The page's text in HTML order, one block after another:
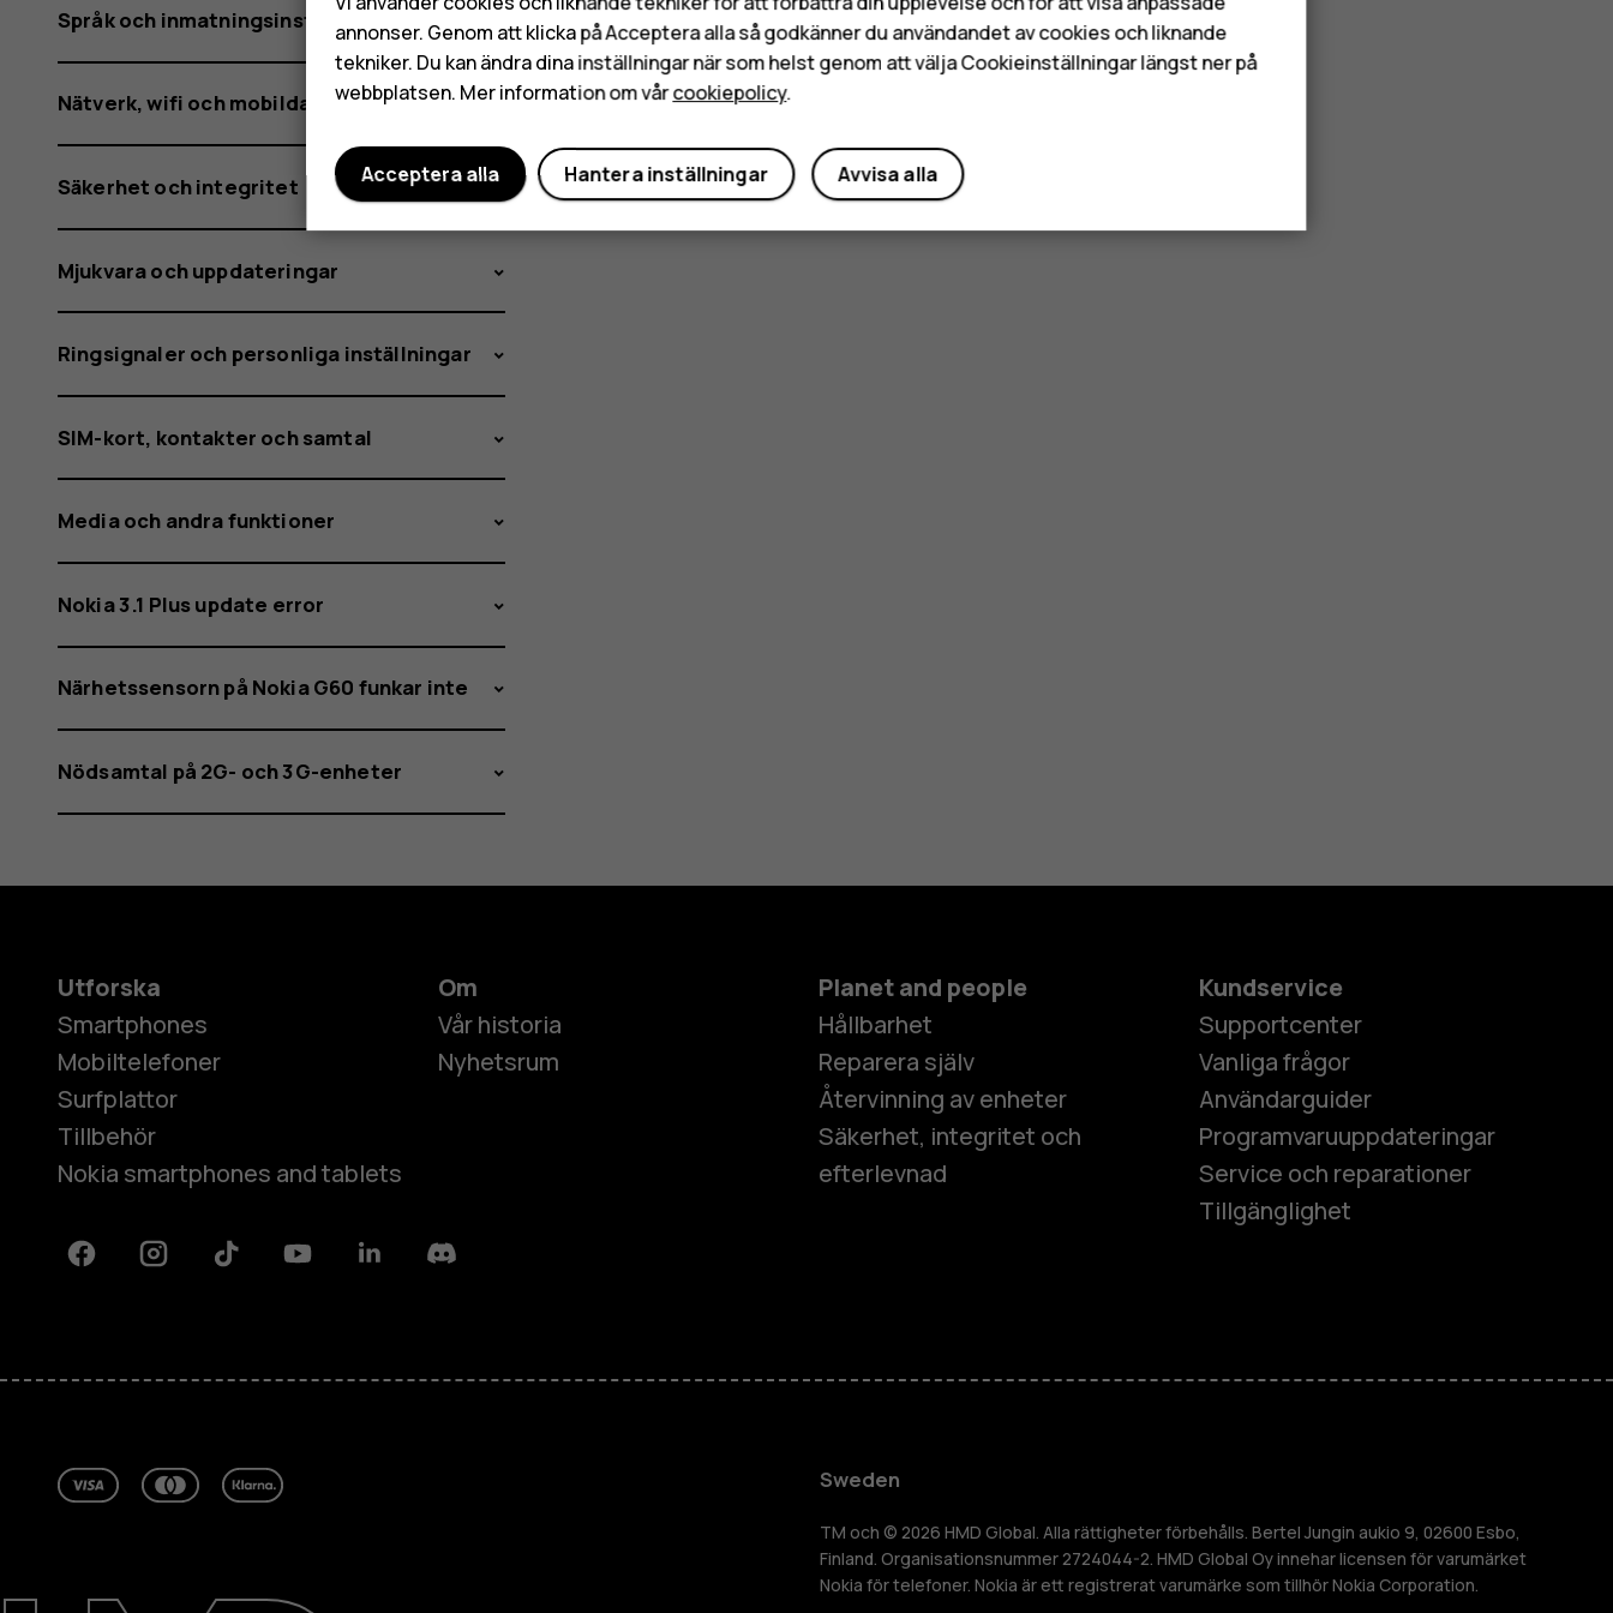
Mobiltelefoner
Tillbehör
HMD Terra M
Om
Språk och inmatningsinställningar
Nätverk, wifi och mobildata
Säkerhet och integritet
Mjukvara och uppdateringar
Ringsignaler och personliga inställningar
SIM-kort, kontakter och samtal
Media och andra funktioner
Nokia 3.1 Plus update error
Närhetssensorn på Nokia G60 funkar inte
Nödsamtal på 2G- och 3G-enheter
Utforska
Smartphones
Mobiltelefoner
Surfplattor
Tillbehör
Nokia smartphones and tablets
Om
Vår historia
Nyhetsrum
Planet and people
Hållbarhet
Reparera själv
Återvinning av enheter
Säkerhet, integritet och
efterlevnad
Kundservice
Supportcenter
Vanliga frågor
Användarguider
Programvaruuppdateringar
Service och reparationer
Tillgänglighet
FacebookInstagramTiktok YoutubeLinkedinDiscord
Sweden
TM och © 2026 HMD Global. Alla rättigheter förbehålls. Bertel Jungin aukio 9, 02600 Esbo,
Finland. Organisationsnummer 2724044-2. HMD Global Oy innehar licensen för varumärket
Nokia för telefoner. Nokia är ett registrerat varumärke som tillhör Nokia Corporation.
annonser. Genom att klicka på Acceptera alla så godkänner du användandet av cookies och liknande
tekniker. Du kan ändra dina inställningar när som helst genom att välja Cookieinställningar längst ner på
webbplatsen. Mer information om vårcookiepolicy.
Avvisa alla
Hantera inställningar
Acceptera alla